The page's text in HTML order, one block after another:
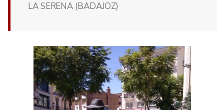
LA SERENA (BADAJOZ)